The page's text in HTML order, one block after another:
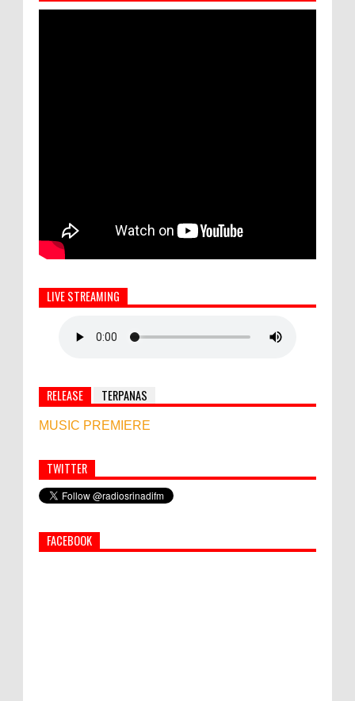
LIVE STREAMING
RELEASE TERPANAS
MUSIC PREMIERE
Simbol Persahabatan, RI Bangun Islamic Centre di
Afghanistan
PEMKAB KLUNGKUNG GELAR PASAR
TWITTER
FACEBOOK